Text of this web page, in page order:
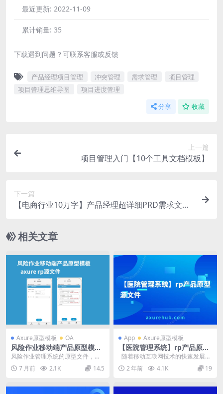
最近更新: 2022-11-09
累计销量: 35
下载遇到问题？可联系客服或反馈
产品经理项目管理 冲突管理 需求管理
项目管理
项目管理思维导图
项目进度管理
分享 收藏
上一篇
项目管理入门【10个工具文档模板】
下一篇
【电商行业10万字】产品经理超详细PRD需求文档/
相关文章
Axure原型模板 OA
风险作业移动端产品原型模板
axure rp源文件
风险作业管理系统的原型文件，共
包含22个目录。 目录内容包括登录
界面、首页、作业...
7 月前 2.1K 14.5
App Axure原型模板
【医院管理系统】rp产品原型
源文件
随着移动互联网技术的快速发展，
数字化医疗服务已经成为医疗行业
的重要...
2 年前 4.1K 19